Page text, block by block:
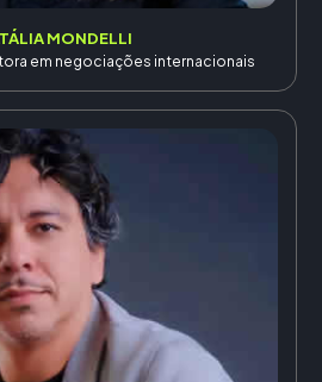
MONDELLI
em negociações internacionais